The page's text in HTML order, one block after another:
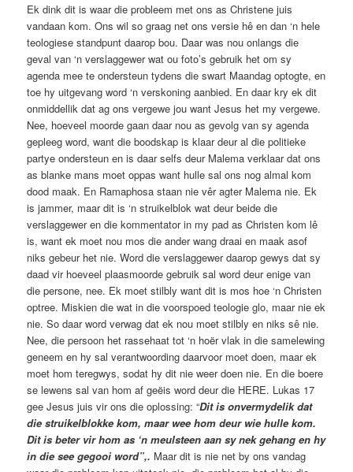
Ek dink dit is waar die probleem met ons as Christene juis
vandaan kom. Ons wil so graag net ons versie hê en dan ‘n hele
teologiese standpunt daarop bou. Daar was nou onlangs die
geval van ‘n verslaggewer wat ou foto’s gebruik het om sy
agenda mee te ondersteun tydens die swart Maandag optogte, en
toe hy uitgevang word ‘n verskoning aanbied. En daar kry ek dit
onmiddellik dat ag ons vergewe jou want Jesus het my vergewe.
Nee, hoeveel moorde gaan daar nou as gevolg van sy agenda
gepleeg word, want die boodskap is klaar deur al die politieke
partye ondersteun en is daar selfs deur Malema verklaar dat ons
as blanke mans moet oppas want hulle sal ons nog almal kom
dood maak. En Ramaphosa staan nie vêr agter Malema nie. Ek
is jammer, maar dit is ‘n struikelblok wat deur beide die
verslaggewer en die kommentator in my pad as Christen kom lê
is, want ek moet nou mos die ander wang draai en maak asof
niks gebeur het nie. Word die verslaggewer daarop gewys dat sy
daad vir hoeveel plaasmoorde gebruik sal word deur enige van
die persone, nee. Ek moet stilbly want dit is mos hoe ‘n Christen
optree. Miskien die wat in die voorspoed teologie glo, maar nie ek
nie. So daar word verwag dat ek nou moet stilbly en niks sê nie.
Nee, die persoon het rassehaat tot ‘n hoër vlak in die samelewing
geneem en hy sal verantwoording daarvoor moet doen, maar ek
moet hom teregwys, sodat hy dit nie weer doen nie. En die boere
se lewens sal van hom af geëis word deur die HERE. Lukas 17
gee Jesus juis vir ons die oplossing: “Dit is onvermydelik dat
die struikelblokke kom, maar wee hom deur wie hulle kom.
Dit is beter vir hom as ‘n meulsteen aan sy nek gehang en hy
in die see gegooi word”,. Maar dit is nie net by ons vandag